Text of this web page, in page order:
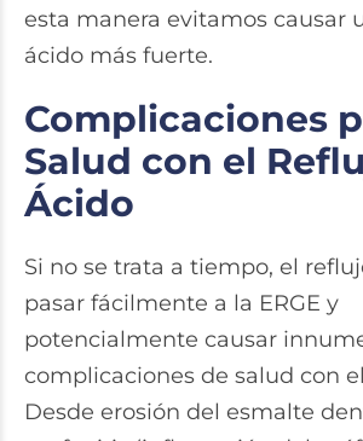
esta manera evitamos causar
ácido más fuerte.
Complicaciones
Salud con el
Ácido
Si no se trata a tiempo, el
pasar fácilmente a la ERGE y
potencialmente causar
complicaciones de salud con
Desde erosión del esmalte